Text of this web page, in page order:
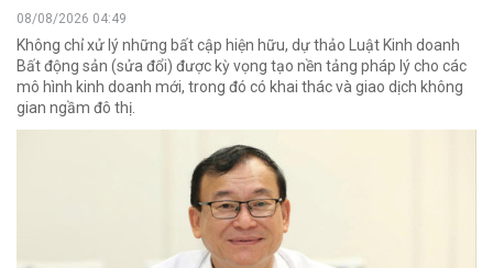
08/08/2026 04:49
Không chỉ xử lý những bất cập hiện hữu, dự thảo Luật Kinh doanh
Bất động sản (sửa đổi) được kỳ vọng tạo nền tảng pháp lý cho các
mô hình kinh doanh mới, trong đó có khai thác và giao dịch không
gian ngầm đô thị.